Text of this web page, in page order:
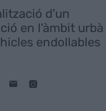
d'un
en l'àmbit urbà
endollables